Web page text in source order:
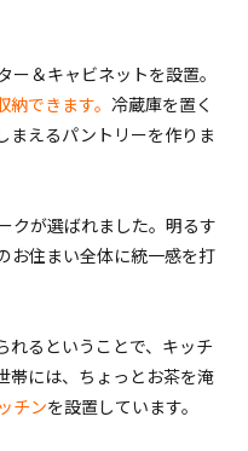
＆キャビネットを設置。
できます。 冷蔵庫を置く
まえるパントリーを作りま
クが選ばれました。明るす
お住まい全体に統一感を打
れるということで、キッチ
帯には、ちょっとお茶を淹
チンを設置しています。